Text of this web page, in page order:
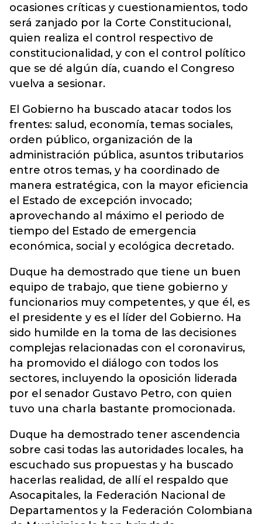
ocasiones críticas y cuestionamientos, todo
será zanjado por la Corte Constitucional,
quien realiza el control respectivo de
constitucionalidad, y con el control político
que se dé algún día, cuando el Congreso
vuelva a sesionar.
El Gobierno ha buscado atacar todos los
frentes: salud, economía, temas sociales,
orden público, organización de la
administración pública, asuntos tributarios
entre otros temas, y ha coordinado de
manera estratégica, con la mayor eficiencia
el Estado de excepción invocado;
aprovechando al máximo el periodo de
tiempo del Estado de emergencia
económica, social y ecológica decretado.
Duque ha demostrado que tiene un buen
equipo de trabajo, que tiene gobierno y
funcionarios muy competentes, y que él, es
el presidente y es el líder del Gobierno. Ha
sido humilde en la toma de las decisiones
complejas relacionadas con el coronavirus,
ha promovido el diálogo con todos los
sectores, incluyendo la oposición liderada
por el senador Gustavo Petro, con quien
tuvo una charla bastante promocionada.
Duque ha demostrado tener ascendencia
sobre casi todas las autoridades locales, ha
escuchado sus propuestas y ha buscado
hacerlas realidad, de allí el respaldo que
Asocapitales, la Federación Nacional de
Departamentos y la Federación Colombiana